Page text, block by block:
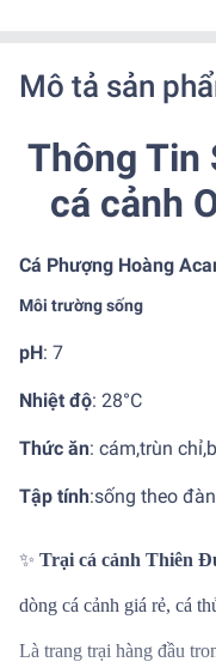
Mô tả sản
Thông Tin
cá cảnh
Cá Phượng Hoàng
Môi trường sống
pH: 7
Nhiệt độ: 28°C
Thức ăn: cám,trùn
Tập tính:sống theo đàn
✨ Trại cá cảnh Thiên
dòng cá cảnh giá rẻ, cá
Là trang trại hàng đầu